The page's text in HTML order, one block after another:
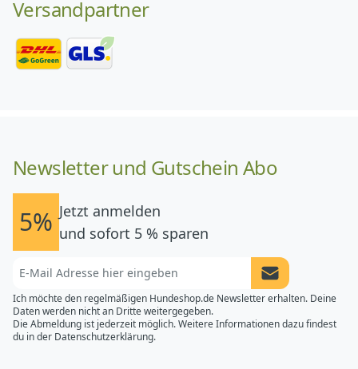
Versandpartner
Newsletter und Gutschein Abo
5% Jetzt anmelden
und sofort 5 % sparen
Newsletter
Ich möchte den regelmäßigen Hundeshop.de Newsletter erhalten. Deine
Daten werden nicht an Dritte weitergegeben.
Die Abmeldung ist jederzeit möglich. Weitere Informationen dazu findest
du in der Datenschutzerklärung.